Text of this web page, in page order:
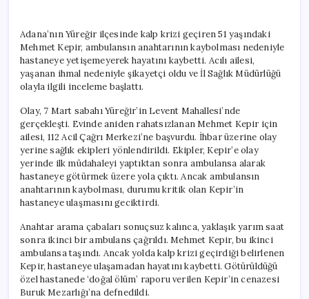
Adam
Yolda
Hayatını
Kaybetti,
İddiasıyla
Şikayetçi
için
Adana’nın Yüreğir ilçesinde kalp krizi geçiren 51 yaşındaki
Mehmet Kepir, ambulansın anahtarının kaybolması nedeniyle
hastaneye yetişemeyerek hayatını kaybetti. Acılı ailesi,
yaşanan ihmal nedeniyle şikayetçi oldu ve İl Sağlık Müdürlüğü
olayla ilgili inceleme başlattı.
Olay, 7 Mart sabahı Yüreğir’in Levent Mahallesi’nde
gerçekleşti. Evinde aniden rahatsızlanan Mehmet Kepir için
ailesi, 112 Acil Çağrı Merkezi’ne başvurdu. İhbar üzerine olay
yerine sağlık ekipleri yönlendirildi. Ekipler, Kepir’e olay
yerinde ilk müdahaleyi yaptıktan sonra ambulansa alarak
hastaneye götürmek üzere yola çıktı. Ancak ambulansın
anahtarının kaybolması, durumu kritik olan Kepir’in
hastaneye ulaşmasını geciktirdi.
Anahtar arama çabaları sonuçsuz kalınca, yaklaşık yarım saat
sonra ikinci bir ambulans çağrıldı. Mehmet Kepir, bu ikinci
ambulansa taşındı. Ancak yolda kalp krizi geçirdiği belirlenen
Kepir, hastaneye ulaşamadan hayatını kaybetti. Götürüldüğü
özel hastanede ‘doğal ölüm’ raporu verilen Kepir’in cenazesi
Buruk Mezarlığı’na defnedildi.